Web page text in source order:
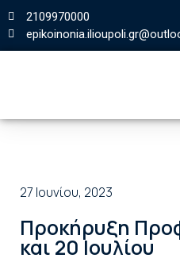
2109970000
27 Ιουνίου, 2023
Προκήρυξη
και 20 Ιουλίου